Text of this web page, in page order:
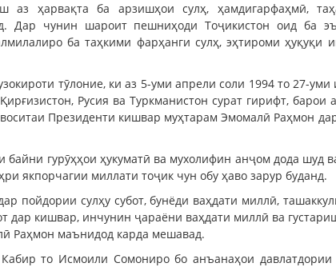
ҳарвақта ба арзишҳои сулҳ, ҳамдигарфаҳмӣ,
Дар чунин шароит пешниҳоди Тоҷикистон оид ба
ба таҳкими фарҳанги сулҳ, эҳтироми ҳуқуқи
тӯлоние, ки аз 5-уми апрели соли 1994 то 27-
Русия ва Туркманистон сурат гирифт, барои
Президенти кишвар муҳтарам Эмомалӣ Раҳмон
гурӯҳҳои ҳукуматӣ ва мухолифин анҷом дода шуд
якпорчагии миллати тоҷик чун обу ҳаво зарур буданд.
сулҳу субот, бунёди ваҳдати миллӣ,
дар кишвар, инчунин ҷараёни ваҳдати миллӣ ва
Раҳмон маънидод карда мешавад.
то Исмоили Сомониро бо анъанаҳои